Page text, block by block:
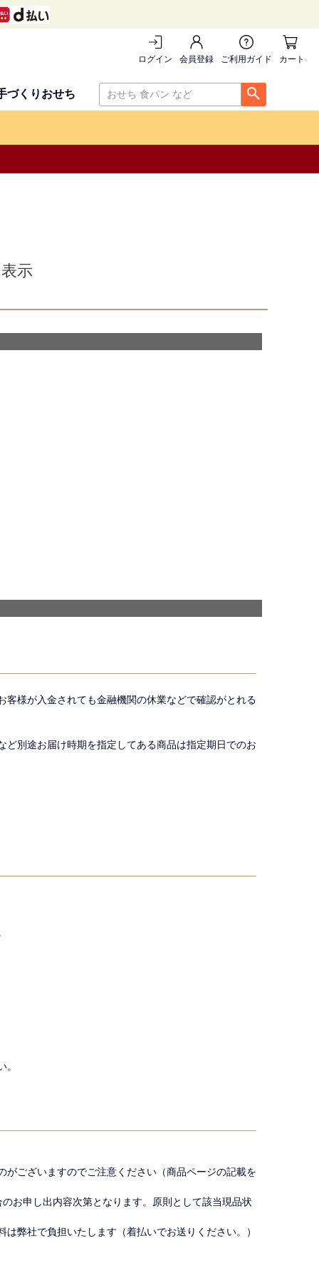
ログイン 会員登録 ご利用ガイド カートを
づくりおせち
示
様が入金されても金融機関の休業などで確認がとれる
別途お届け時期を指定してある商品は指定期日でのお
ございますのでご注意ください（商品ページの記載を
お申し出内容次第となります。原則として該当現品状
弊社で負担いたします（着払いでお送りください。）